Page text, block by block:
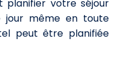
planifier votre séjour
jour même en toute
peut être planifiée